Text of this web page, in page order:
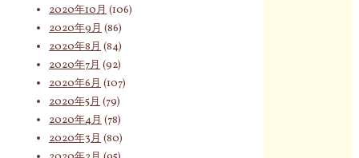
2020年10月 (106)
2020年9月 (86)
2020年8月 (84)
2020年7月 (92)
2020年6月 (107)
2020年5月 (79)
2020年4月 (78)
2020年3月 (80)